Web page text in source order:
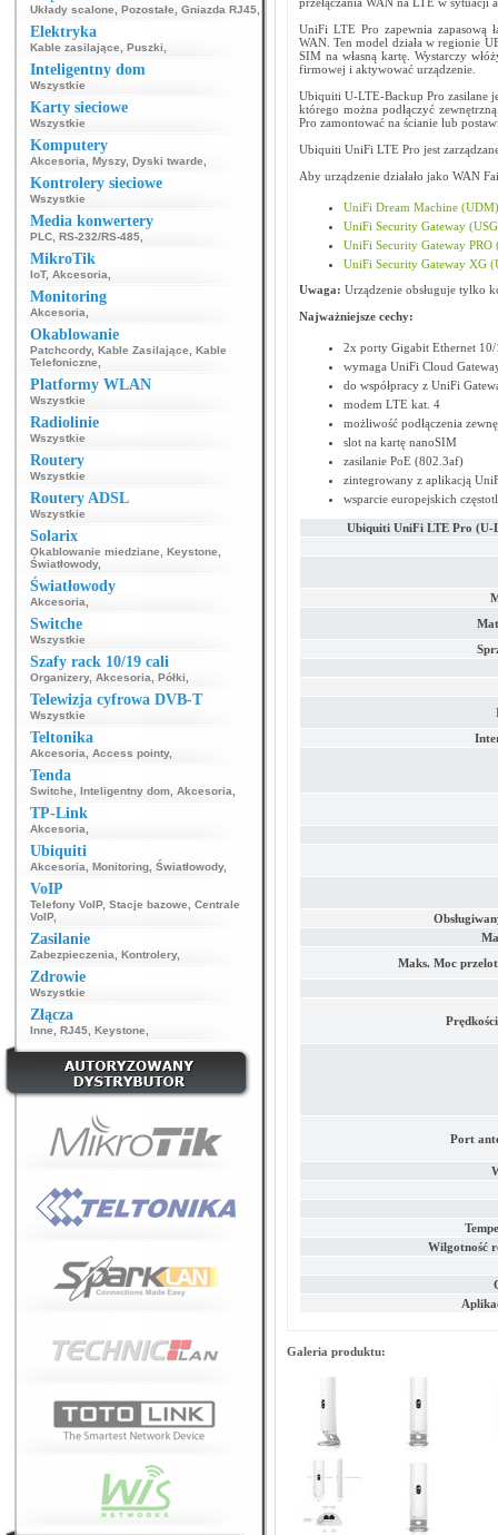
Układy scalone Pozostałe Gniazda RJ45
Elektryka
Kable zasilające Puszki
Inteligentny dom
Wszystkie
Karty sieciowe
Wszystkie
Komputery
Akcesoria Myszy, Dyski twarde
Kontrolery sieciowe
Wszystkie
Media konwertery
PLC RS-232/RS-485
MikroTik
IoT, Akcesoria
Monitoring
Akcesoria
Okablowanie
Patchcordy, Kable Zasilające
Kable
Telefoniczne
Platformy WLAN
Wszystkie
Radiolinie
Wszystkie
Routery
Wszystkie
Routery ADSL
Wszystkie
Solarix
Okablowanie miedziane Keystone
Światłowody,
Światłowody
Akcesoria
Switche
Wszystkie
Szafy rack 10/19 cali
Organizery, Akcesoria Półki
Telewizja cyfrowa DVB-T
Wszystkie
Teltonika
Akcesoria Access pointy,
Tenda
Switche Inteligentny dom Akcesoria
TP-Link
Akcesoria
Ubiquiti
Akcesoria Monitoring Światłowody,
VoIP
Telefony VoIP, Stacje bazowe
Centrale
VoIP,
Zasilanie
Zabezpieczenia Kontrolery,
Zdrowie
Wszystkie
Złącza
Inne RJ45 Keystone
UniFi LTE Pro zapewnia zapasową
WAN. Ten model działa w regionie
SIM na własną kartę. Wystarczy
firmowej i aktywować urządzenie.
Ubiquiti U-LTE-Backup Pro zasilane
którego można podłączyć
Pro zamontować na ścianie lub
Ubiquiti UniFi LTE Pro jest
Aby urządzenie działało jako WAN
UniFi Dream Machine (UDM)
UniFi Security Gateway
UniFi Security Gateway PRO
UniFi Security Gateway XG
Uwaga: Urządzenie obsługuje tylko
Najważniejsze cechy:
2x porty Gigabit Ethernet
wymaga UniFi Cloud
do współpracy z UniFi
modem LTE kat. 4
możliwość podłączenia
slot na kartę nanoSIM
zasilanie PoE (802.3af)
zintegrowany z aplikacją
wsparcie europejskich
Ubiquiti UniFi LTE Pro (U-
Maks. Moc
Port
Wilgotność
Galeria produktu: